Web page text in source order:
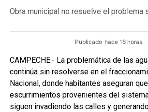
Obra municipal no resuelve el problema
Publicado hace 16 horas
CAMPECHE.- La problemática de las
continúa sin resolverse en el
Nacional, donde habitantes aseguran
escurrimientos provenientes del
siguen invadiendo las calles y